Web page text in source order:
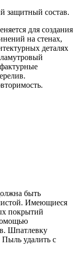
защитный состав.
для создания
на стенах,
деталях
быть
Имеющиеся
покрытий
Шпатлевку
удалить с